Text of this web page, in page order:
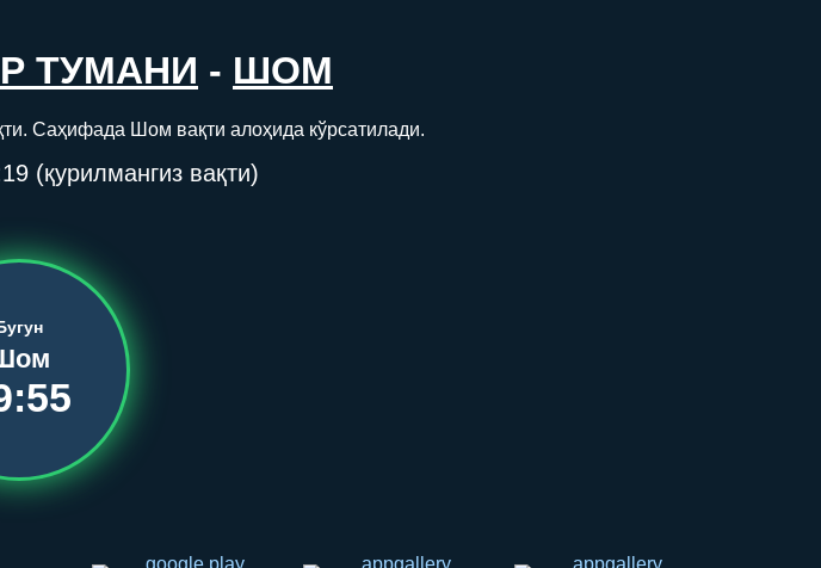
ТУМАНИ - ШОМ
Саҳифада Шом вақти алоҳида кўрсатилади.
(қурилмангиз вақти)